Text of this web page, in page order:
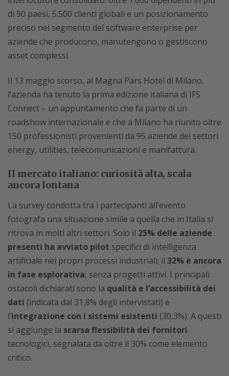
di 90 paesi, 5.500 clienti globali e un posizionamento
preciso nel segmento del software enterprise per
aziende che producono, manutengono o gestiscono
asset complessi.
Il 13 maggio scorso, al Magna Pars Hotel di Milano,
l’azienda ha tenuto la prima edizione italiana di IFS
Connect – un appuntamento che fa parte di un
roadshow internazionale e che a Milano ha riunito oltre
150 professionisti provenienti da 95 aziende dei settori
energy, utilities, telecomunicazioni e manifattura.
Il mercato italiano: curiosità alta, scala
ancora lontana
La survey condotta tra i partecipanti all’evento
fotografa una situazione simile a quella che in Italia si
ritrova in molti altri settori. Solo il 25% delle aziende
presenti ha avviato pilot specifici di intelligenza
artificiale nei propri processi industriali; il 32% è ancora
in fase esplorativa, senza progetti attivi. I principali
ostacoli dichiarati sono la qualità e l’accessibilità dei
dati (indicata dal 31,8% degli intervistati) e
l’integrazione con i sistemi esistenti (30,3%). A questi
si aggiunge la scarsa flessibilità dei fornitori
tecnologici, segnalata da oltre il 30% come elemento
critico.